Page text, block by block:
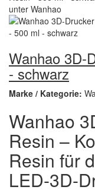
Wanhao 3D-
- schwarz
Marke / Kategorie:
Wanhao
Resin –
Resin für
LED-3D-